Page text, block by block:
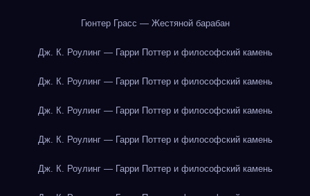
Гюнтер Грасс — Жестяной барабан
Дж. К. Роулинг — Гарри Поттер и философский камень
Дж. К. Роулинг — Гарри Поттер и философский камень
Дж. К. Роулинг — Гарри Поттер и философский камень
Дж. К. Роулинг — Гарри Поттер и философский камень
Дж. К. Роулинг — Гарри Поттер и философский камень